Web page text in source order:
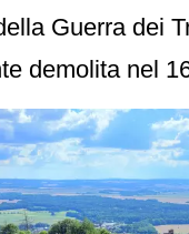
Guerra dei
demolita nel